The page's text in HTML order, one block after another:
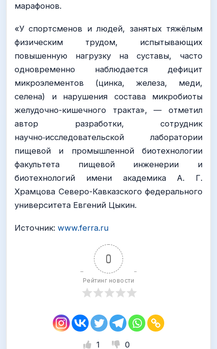
марафонов.
«У спортсменов и людей, занятых тяжёлым
физическим трудом, испытывающих
повышенную нагрузку на суставы, часто
одновременно наблюдается дефицит
микроэлементов (цинка, железа, меди,
селена) и нарушения состава микробиоты
желудочно-кишечного тракта», — отметил
автор разработки, сотрудник
научно‑исследовательской лаборатории
пищевой и промышленной биотехнологии
факультета пищевой инженерии и
биотехнологий имени академика А. Г.
Храмцова Северо-Кавказского федерального
университета Евгений Цыкин.
Источник: www.ferra.ru
0
Рейтинг новости
1 0